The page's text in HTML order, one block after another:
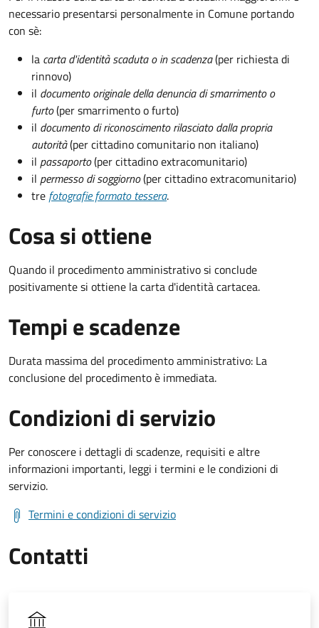
necessario presentarsi personalmente in Comune portando
con sè:
la carta d'identità scaduta o in scadenza(per richiesta di
rinnovo)
il documento originale della denuncia di smarrimento o
furto(per smarrimento o furto)
il documento di riconoscimento rilasciato dalla propria
autorità(per cittadino comunitario non italiano)
il passaporto(per cittadino extracomunitario)
il permesso di soggiorno(per cittadino extracomunitario)
tre fotografie formato tessera.
Cosa si ottiene
Quando il procedimento amministrativo si conclude
positivamente si ottiene la carta d'identità cartacea.
Tempi e scadenze
Durata massima del procedimento amministrativo: La
conclusione del procedimento è immediata.
Condizioni di servizio
Per conoscere i dettagli di scadenze, requisiti e altre
informazioni importanti, leggi i termini e le condizioni di
servizio.
Termini e condizioni di servizio
Contatti